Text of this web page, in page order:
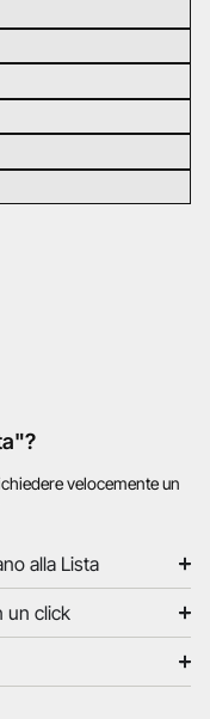
velocemente un
alla Lista
un click